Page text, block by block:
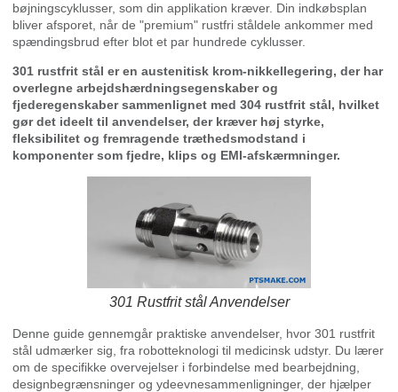
bøjningscyklusser, som din applikation kræver. Din indkøbsplan
bliver afsporet, når de "premium" rustfri ståldele ankommer med
spændingsbrud efter blot et par hundrede cyklusser.
301 rustfrit stål er en austenitisk krom-nikkellegering, der har
overlegne arbejdshærdningsegenskaber og
fjederegenskaber sammenlignet med 304 rustfrit stål, hvilket
gør det ideelt til anvendelser, der kræver høj styrke,
fleksibilitet og fremragende træthedsmodstand i
komponenter som fjedre, klips og EMI-afskærmninger.
301 Rustfrit stål Anvendelser
Denne guide gennemgår praktiske anvendelser, hvor 301 rustfrit
stål udmærker sig, fra robotteknologi til medicinsk udstyr. Du lærer
om de specifikke overvejelser i forbindelse med bearbejdning,
designbegrænsninger og ydeevnesammenligninger, der hjælper